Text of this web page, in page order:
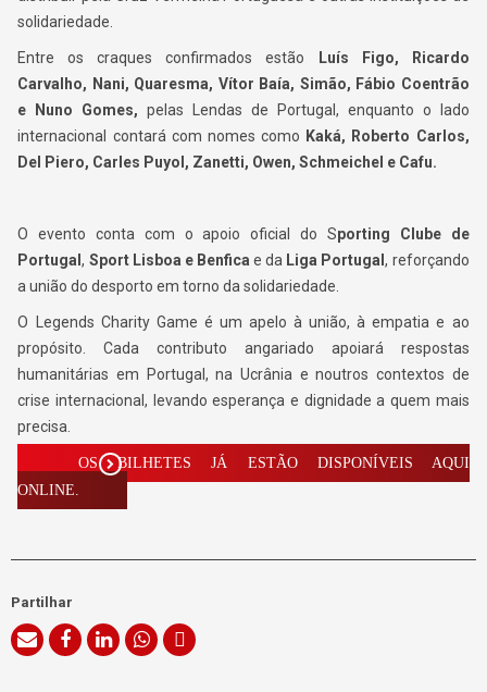
solidariedade.
Entre os craques confirmados estão
Luís Figo, Ricardo
Carvalho, Nani, Quaresma, Vítor Baía, Simão, Fábio Coentrão
e Nuno Gomes, pelas Lendas de Portugal, enquanto o lado
internacional contará com nomes como Kaká, Roberto Carlos,
Del Piero, Carles Puyol, Zanetti, Owen, Schmeichel e Cafu.
O evento conta com o apoio oficial do Sporting Clube de
Portugal, Sport Lisboa e Benfica e da Liga Portugal, reforçando
a união do desporto em torno da solidariedade.
O Legends Charity Game é um apelo à união, à empatia e ao
propósito. Cada contributo angariado apoiará respostas
humanitárias em Portugal, na Ucrânia e noutros contextos de
crise internacional, levando esperança e dignidade a quem mais
precisa.
OS BILHETES JÁ ESTÃO DISPONÍVEIS AQUI
ONLINE.
Partilhar